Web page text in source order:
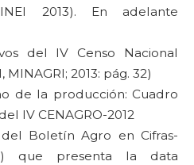
2013). En adelante
del IV Censo Nacional
2013: pág. 32)
de la producción: Cuadro
IV CENAGRO-2012
Boletín Agro en Cifras-
que presenta la data